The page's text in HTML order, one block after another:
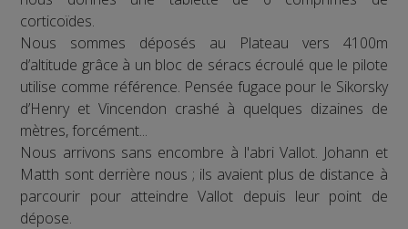
corticoïdes.
Nous sommes déposés au Plateau vers 4100m
d’altitude grâce à un bloc de séracs écroulé que le pilote
utilise comme référence. Pensée fugace pour le Sikorsky
d’Henry et Vincendon crashé à quelques dizaines de
mètres, forcément...
Nous arrivons sans encombre à l'abri Vallot. Johann et
Matth sont derrière nous ; ils avaient plus de distance à
parcourir pour atteindre Vallot depuis leur point de
dépose.